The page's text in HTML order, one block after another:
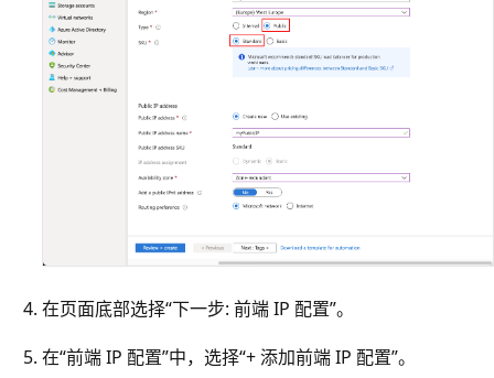
在页面底部选择“下一步: 前端 IP 配置”。
在“前端 IP 配置”中，选择“+ 添加前端 IP 配置”。